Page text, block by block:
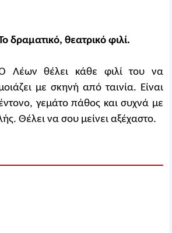
δραματικό, θεατρικό φιλί.
Λέων θέλει κάθε φιλί του να
με σκηνή από ταινία. Είναι
γεμάτο πάθος και συχνά με
Θέλει να σου μείνει αξέχαστο.